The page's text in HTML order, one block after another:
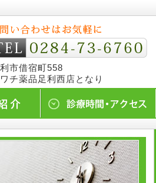
市借宿町558
チ薬品足利西店となり